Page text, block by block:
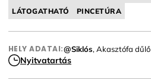
LÁTOGATHATÓ
PINCETÚRA
HELY ADATAI:@Siklós, Akasztófa dűlő
Nyitvatartás